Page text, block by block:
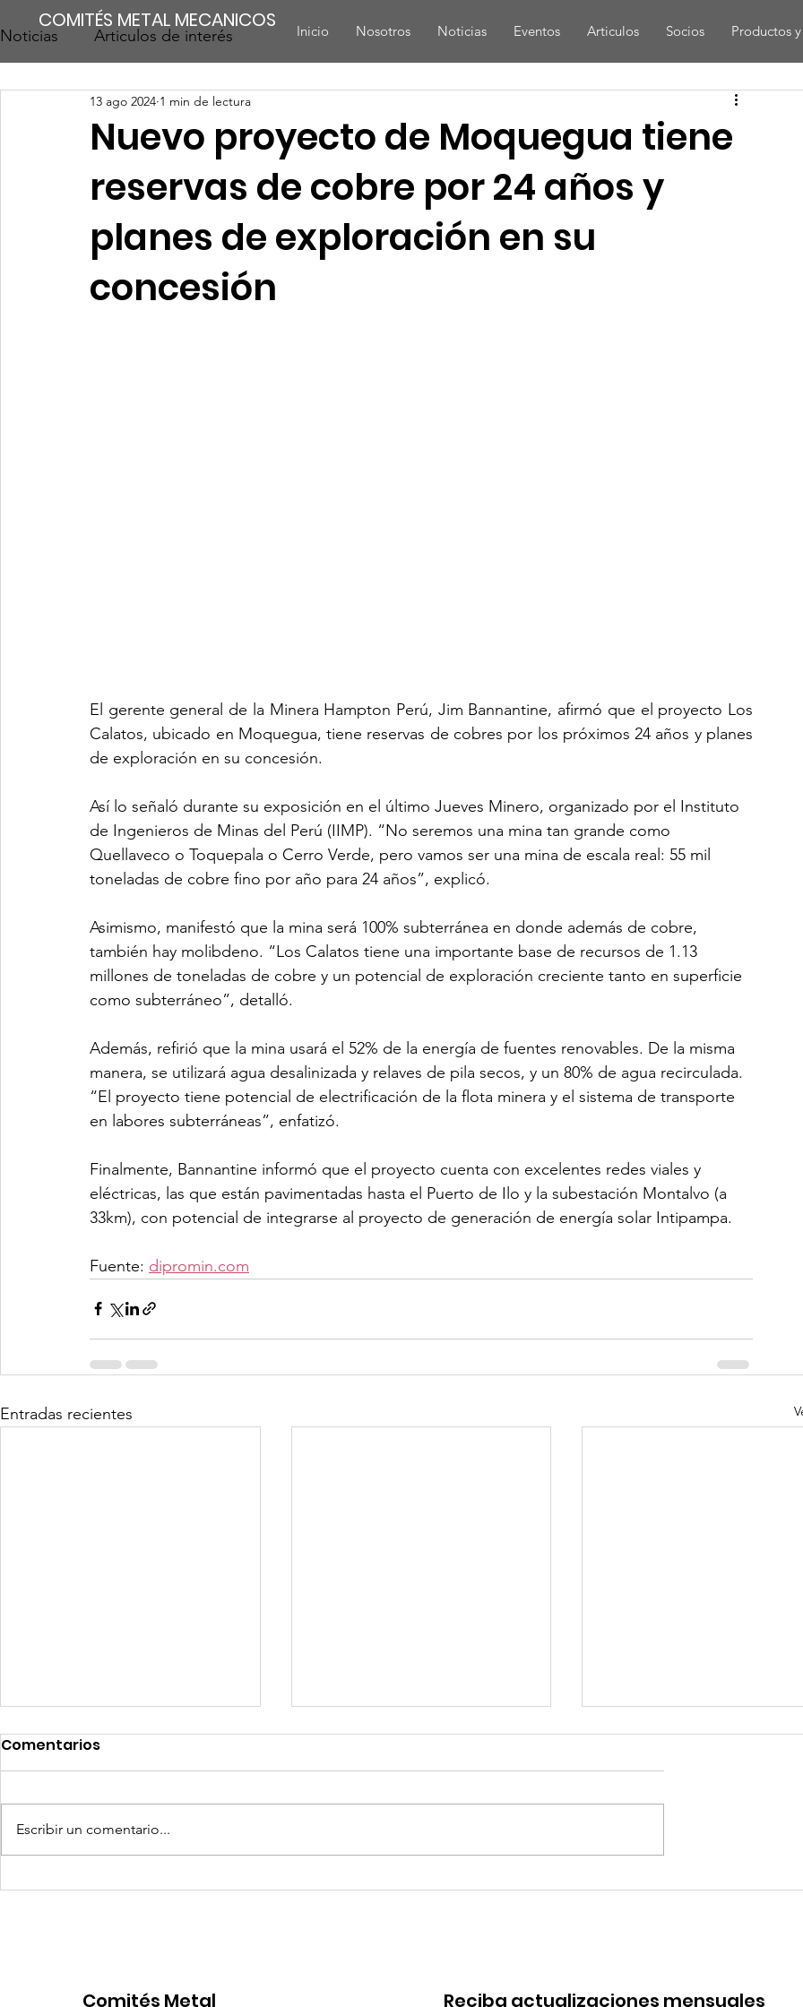
COMITÉS METAL MECANICOS Inicio Nosotros Noticias Eventos Articulos Socios Productos
Noticias Articulos de interés
Nuevo proyecto de Moquegua tiene
reservas de cobre por 24 años y
planes de exploración en su
concesión
13 ago 2024 1 min de lectura
El gerente general de la Minera Hampton Perú, Jim Bannantine, afirmó que el proyecto Los
Calatos, ubicado en Moquegua, tiene reservas de cobres por los próximos 24 años y planes
de exploración en su concesión.
Así lo señaló durante su exposición en el último Jueves Minero, organizado por el Instituto
de Ingenieros de Minas del Perú (IIMP). “No seremos una mina tan grande como
Quellaveco o Toquepala o Cerro Verde, pero vamos ser una mina de escala real: 55 mil
toneladas de cobre fino por año para 24 años”, explicó.
Asimismo, manifestó que la mina será 100% subterránea en donde además de cobre,
también hay molibdeno. “Los Calatos tiene una importante base de recursos de 1.13
millones de toneladas de cobre y un potencial de exploración creciente tanto en superficie
como subterráneo”, detalló.
Además, refirió que la mina usará el 52% de la energía de fuentes renovables. De la misma
manera, se utilizará agua desalinizada y relaves de pila secos, y un 80% de agua recirculada.
“El proyecto tiene potencial de electrificación de la flota minera y el sistema de transporte
en labores subterráneas”, enfatizó.
Finalmente, Bannantine informó que el proyecto cuenta con excelentes redes viales y
eléctricas, las que están pavimentadas hasta el Puerto de Ilo y la subestación Montalvo (a
33km), con potencial de integrarse al proyecto de generación de energía solar Intipampa.
Fuente: dipromin.com
Entradas recientes
Competencia si: pero en
Expansion de China en
Coca-Cola invertirá
Comentarios
Escribir un comentario...
Comités Metal Reciba actualizaciones mensuales